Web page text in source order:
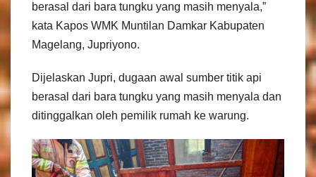
berasal dari bara tungku yang masih menyala,”
kata Kapos WMK Muntilan Damkar Kabupaten
Magelang, Jupriyono.
Dijelaskan Jupri, dugaan awal sumber titik api
berasal dari bara tungku yang masih menyala dan
ditinggalkan oleh pemilik rumah ke warung.